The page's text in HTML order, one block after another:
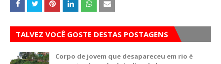
TALVEZ VOCÊ GOSTE DESTAS POSTAGENS
Corpo de jovem que desapareceu em rio é